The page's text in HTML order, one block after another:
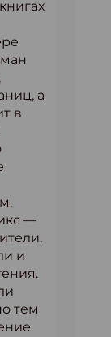
а
в
—
и
тем